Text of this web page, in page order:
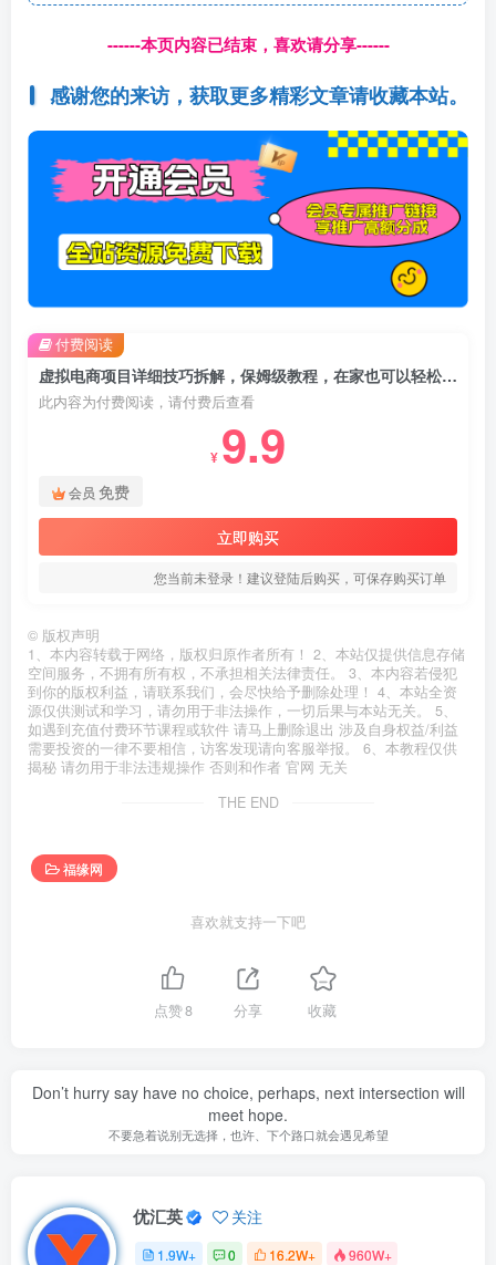
------本页内容已结束，喜欢请分享------
感谢您的来访，获取更多精彩文章请收藏本站。
虚拟电商项目详细技巧拆解，保姆级教程，在家也可以轻松月入过万。
此内容为付费阅读，请付费后查看
¥ 9.9
会员 免费
立即购买
您当前未登录！建议登陆后购买，可保存购买订单
付费阅读
© 版权声明
1、本内容转载于网络，版权归原作者所有！ 2、本站仅提供信息存储
空间服务，不拥有所有权，不承担相关法律责任。 3、本内容若侵犯
到你的版权利益，请联系我们，会尽快给予删除处理！ 4、本站全资
源仅供测试和学习，请勿用于非法操作，一切后果与本站无关。 5、
如遇到充值付费环节课程或软件 请马上删除退出 涉及自身权益/利益
需要投资的一律不要相信，访客发现请向客服举报。 6、本教程仅供
揭秘 请勿用于非法违规操作 否则和作者 官网 无关
THE END
福缘网
喜欢就支持一下吧
点赞8 分享 收藏
Don’t hurry say have no choice, perhaps, next intersection will
meet hope.
不要急着说别无选择，也许、下个路口就会遇见希望
优汇英 关注
1.9W+ 0 16.2W+ 960W+